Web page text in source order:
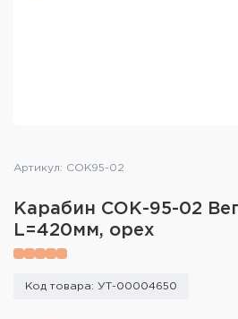
Кобуры и системы ношения
снаряжения
Артикул: СОК95-02
Карабин СОК-95-02
L=420мм, орех
Код товара: УТ-00004650